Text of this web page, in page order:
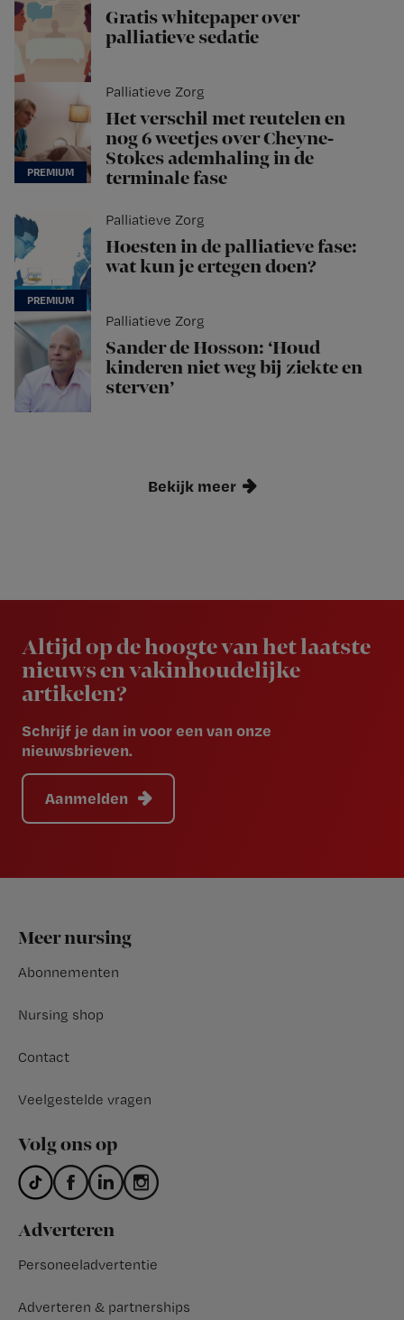
Gratis whitepaper over
palliatieve sedatie
Palliatieve Zorg
Het verschil met reutelen en
nog 6 weetjes over Cheyne-
Stokes ademhaling in de
terminale fase
Palliatieve Zorg
Hoesten in de palliatieve fase:
wat kun je ertegen doen?
Palliatieve Zorg
Sander de Hosson: ‘Houd
kinderen niet weg bij ziekte en
sterven’
Bekijk meer
Altijd op de hoogte van het laatste
nieuws en vakinhoudelijke
artikelen?
Schrijf je dan in voor een van onze
nieuwsbrieven.
Aanmelden
Footer
Meer nursing
Abonnementen
Nursing shop
Contact
Veelgestelde vragen
Volg ons op
Adverteren
Personeeladvertentie
Adverteren & partnerships